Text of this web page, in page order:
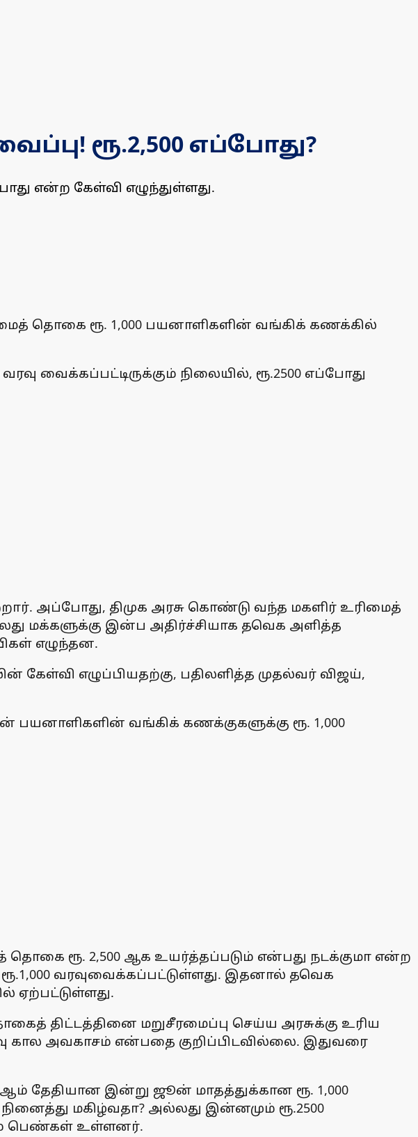
ரூ.2,500 எப்போது?
என்ற கேள்வி எழுந்துள்ளது.
தொகை ரூ. 1,000 பயனாளிகளின் வங்கிக் கணக்கில்
வைக்கப்பட்டிருக்கும் நிலையில், ரூ.2500 எப்போது
அப்போது, திமுக அரசு கொண்டு வந்த மகளிர் உரிமைத்
மக்களுக்கு இன்ப அதிர்ச்சியாக தவெக அளித்த
எழுந்தன.
கேள்வி எழுப்பியதற்கு, பதிலளித்த முதல்வர் விஜய்,
பயனாளிகளின் வங்கிக் கணக்குகளுக்கு ரூ. 1,000
தொகை ரூ. 2,500 ஆக உயர்த்தப்படும் என்பது நடக்குமா என்ற
வரவுவைக்கப்பட்டுள்ளது. இதனால் தவெக
ஏற்பட்டுள்ளது.
திட்டத்தினை மறுசீரமைப்பு செய்ய அரசுக்கு உரிய
கால அவகாசம் என்பதை குறிப்பிடவில்லை. இதுவரை
தேதியான இன்று ஜூன் மாதத்துக்கான ரூ. 1,000
மகிழ்வதா? அல்லது இன்னமும் ரூ.2500
பெண்கள் உள்ளனர்.